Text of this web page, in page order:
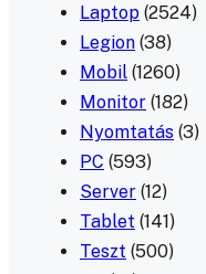
Laptop (2524)
Legion (38)
Mobil (1260)
Monitor (182)
Nyomtatás (3)
PC (593)
Server (12)
Tablet (141)
Teszt (500)